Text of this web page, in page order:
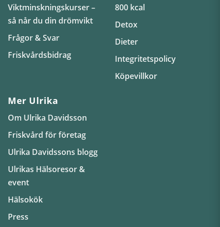
Viktminskningskurser –
så når du din drömvikt
Frågor & Svar
Friskvårdsbidrag
800 kcal
Detox
Dieter
Integritetspolicy
Köpevillkor
Mer Ulrika
Om Ulrika Davidsson
Friskvård för företag
Ulrika Davidssons blogg
Ulrikas Hälsoresor &
event
Hälsokök
Press